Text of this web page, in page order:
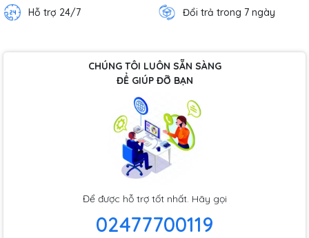
Hỗ trợ 24/7
Đổi trả trong 7 ngày
CHÚNG TÔI LUÔN SẴN SÀNG
ĐỂ GIÚP ĐỠ BẠN
Để được hỗ trợ tốt nhất. Hãy gọi
02477700119